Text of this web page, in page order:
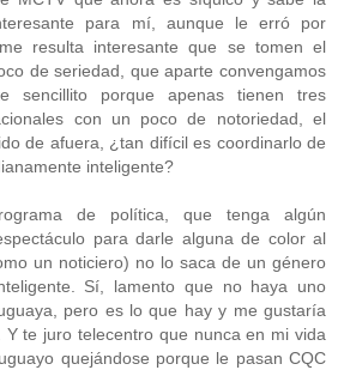
para mí, aunque le erró por
resulta interesante que se tomen el
de seriedad, que aparte convengamos
sencillito porque apenas tienen tres
con un poco de notoriedad, el
de afuera, ¿tan difícil es coordinarlo de
inteligente?
de política, que tenga algún
para darle alguna de color al
un noticiero) no lo saca de un género
Sí, lamento que no haya uno
pero es lo que hay y me gustaría
Y te juro telecentro que nunca en mi vida
quejándose porque le pasan CQC